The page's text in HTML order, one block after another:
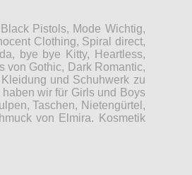
Pistols, Mode Wichtig,
Clothing, Spiral direct,
bye bye Kitty, Heartless,
von Gothic, Dark Romantic,
und Schuhwerk zu
wir für Girls und Boys
Taschen, Nietengürtel,
von Elmira. Kosmetik